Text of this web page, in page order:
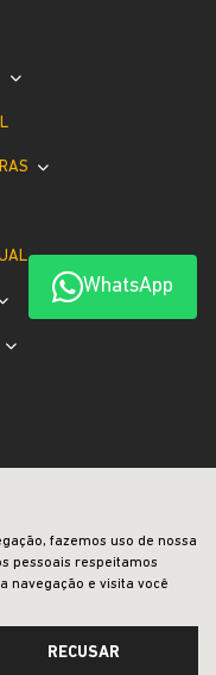
WhatsApp
é a vida.
fazemos uso de nossa
pessoais respeitamos
navegação e visita você
RECUSAR